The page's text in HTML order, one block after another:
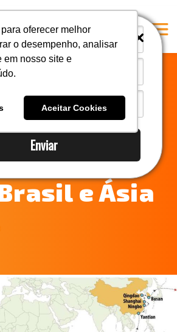
Enviar
oferecer melhor
o desempenho, analisar
em nosso site e
Aceitar Cookies
i
i
social
promete
prazos
e Ásia